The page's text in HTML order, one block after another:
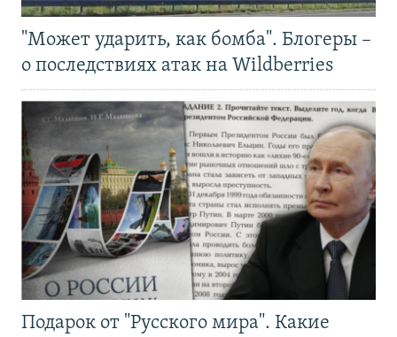
"Может ударить, как бомба". Блогеры –
о последствиях атак на Wildberries
Подарок от "Русского мира". Какие